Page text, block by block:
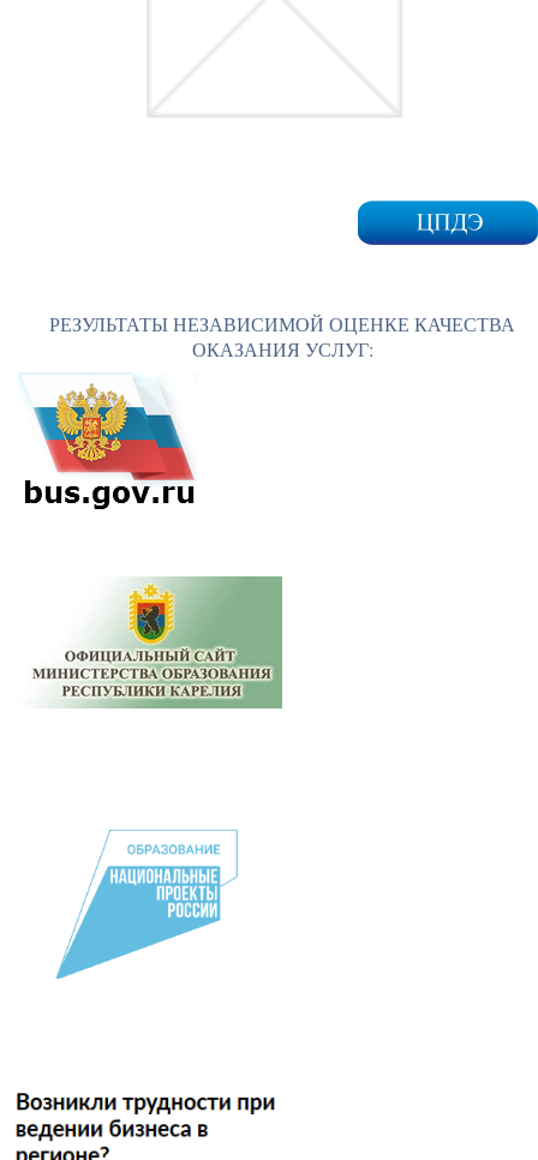
РЕЗУЛЬТАТЫ НЕЗАВИСИМОЙ ОЦЕНКЕ КАЧЕСТВА
ОКАЗАНИЯ УСЛУГ: